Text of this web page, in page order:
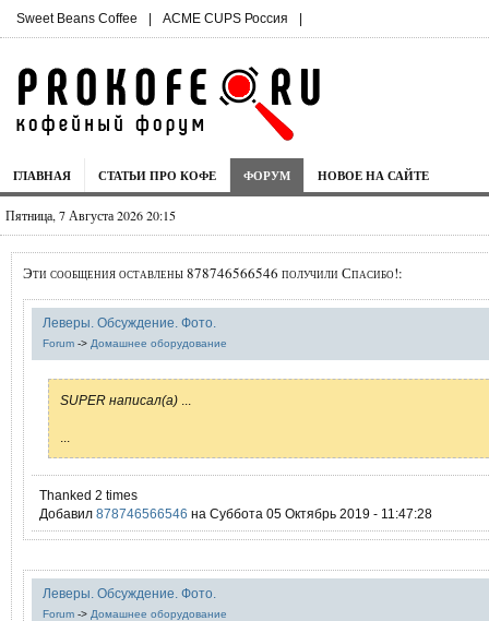
Sweet Beans Coffee | ACME CUPS Россия |
ГЛАВНАЯ СТАТЬИ ПРО КОФЕ ФОРУМ НОВОЕ НА САЙТЕ
Пятница, 7 Августа 2026 20:15
Эти сообщения оставлены 878746566546 получили Спасибо!:
Леверы. Обсуждение. Фото.
Forum -> Домашнее оборудование
SUPER написал(а)
Thanked 2 times
Добавил 878746566546 на Суббота 05 Октябрь 2019 - 11:47:28
Леверы. Обсуждение. Фото.
Forum -> Домашнее оборудование